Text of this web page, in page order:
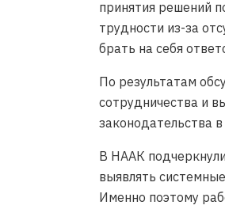
принятия решений
трудности из-за
брать на себя
По результатам
сотрудничества и
законодательства
В НААК
выявлять
Именно поэтому